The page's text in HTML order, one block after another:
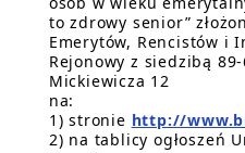
to zdrowy senior”
Emerytów, Rencistów i
Rejonowy z siedzibą
Mickiewicza 12
na:
1) stronie http://
2) na tablicy ogłoszeń